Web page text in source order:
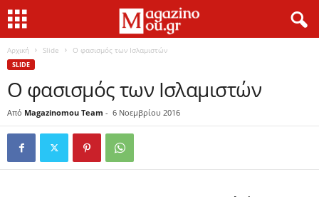
Αρχική Slide Ο φασισμός των Ισλαμιστών
SLIDE
Ο φασισμός των Ισλαμιστών
Από Magazinomou Team - 6 Νοεμβρίου 2016